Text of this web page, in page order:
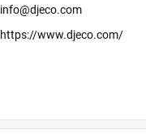
info@djeco.com
https://www.djeco.com/